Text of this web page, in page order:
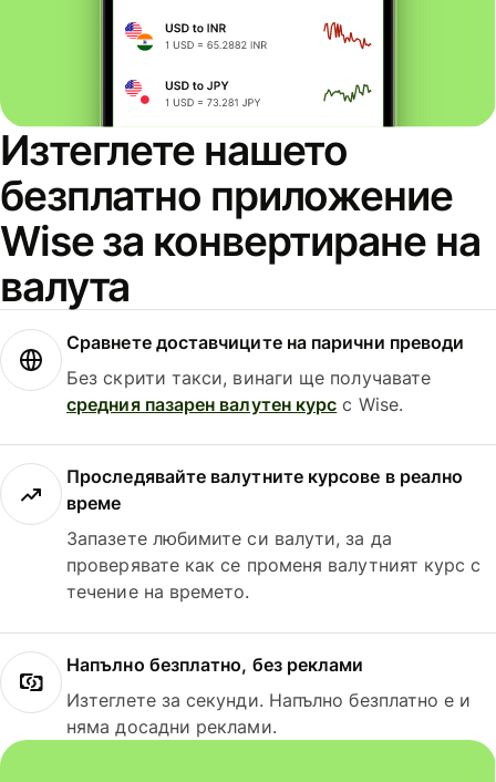
Изтеглете нашето
безплатно приложение
Wise за конвертиране на
валута
Сравнете доставчиците на парични преводи
Без скрити такси, винаги ще получавате
средния пазарен валутен курс с Wise.
Проследявайте валутните курсове в реално
време
Запазете любимите си валути, за да
проверявате как се променя валутният курс с
течение на времето.
Напълно безплатно, без реклами
Изтеглете за секунди. Напълно безплатно е и
няма досадни реклами.